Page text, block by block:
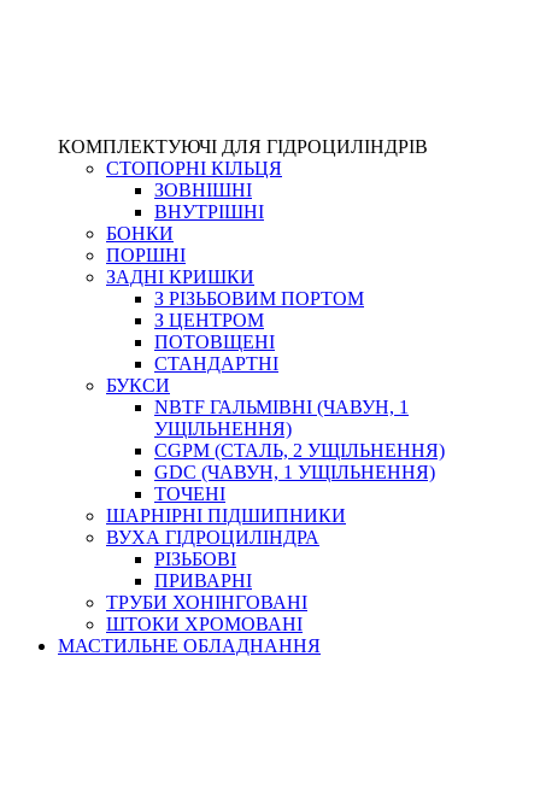
КОМПЛЕКТУЮЧІ ДЛЯ ГІДРОЦИЛІНДРІВ
СТОПОРНІ КІЛЬЦЯ
ЗОВНІШНІ
ВНУТРІШНІ
БОНКИ
ПОРШНІ
ЗАДНІ КРИШКИ
З РІЗЬБОВИМ ПОРТОМ
З ЦЕНТРОМ
ПОТОВЩЕНІ
СТАНДАРТНІ
БУКСИ
NBTF ГАЛЬМІВНІ (ЧАВУН, 1
УЩІЛЬНЕННЯ)
CGPM (СТАЛЬ, 2 УЩІЛЬНЕННЯ)
GDC (ЧАВУН, 1 УЩІЛЬНЕННЯ)
ТОЧЕНІ
ШАРНІРНІ ПІДШИПНИКИ
ВУХА ГІДРОЦИЛІНДРА
РІЗЬБОВІ
ПРИВАРНІ
ТРУБИ ХОНІНГОВАНІ
ШТОКИ ХРОМОВАНІ
МАСТИЛЬНЕ ОБЛАДНАННЯ